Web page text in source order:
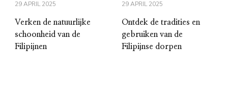
29 APRIL 2025
Verken de natuurlijke
schoonheid van de
Filipijnen
29 APRIL 2025
Ontdek de tradities en
gebruiken van de
Filipijnse dorpen